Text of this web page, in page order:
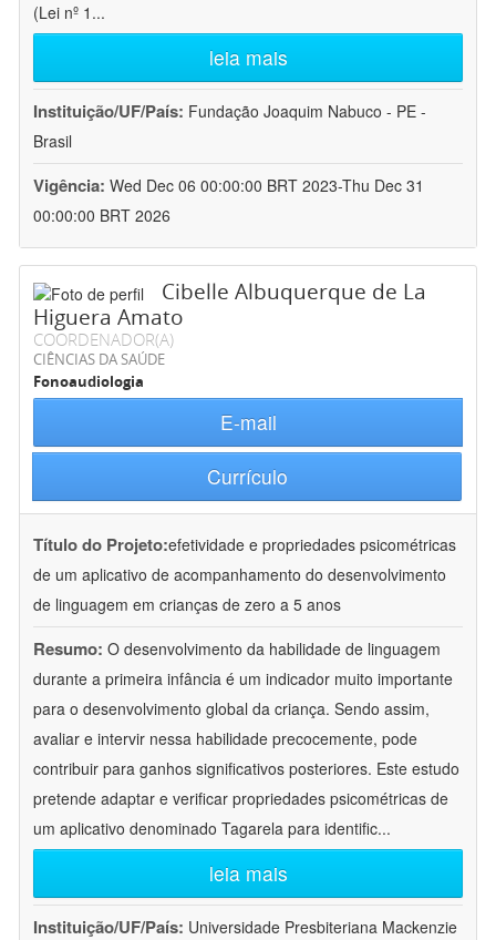
(Lei nº 1 ...
leia mais
Instituição/UF/País: Fundação Joaquim Nabuco - PE -
Brasil
Vigência: Wed Dec 06 00:00:00 BRT 2023-Thu Dec 31
00:00:00 BRT 2026
Cibelle Albuquerque de La
Higuera Amato
COORDENADOR(A)
CIÊNCIAS DA SAÚDE
Fonoaudiologia
E-mail
Currículo
Título do Projeto:efetividade e propriedades psicométricas
de um aplicativo de acompanhamento do desenvolvimento
de linguagem em crianças de zero a 5 anos
Resumo: O desenvolvimento da habilidade de linguagem
durante a primeira infância é um indicador muito importante
para o desenvolvimento global da criança. Sendo assim,
avaliar e intervir nessa habilidade precocemente, pode
contribuir para ganhos significativos posteriores. Este estudo
pretende adaptar e verificar propriedades psicométricas de
um aplicativo denominado Tagarela para identific...
leia mais
Instituição/UF/País: Universidade Presbiteriana Mackenzie